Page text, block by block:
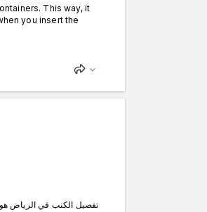
This way, it
you insert the